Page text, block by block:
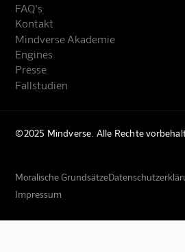
FAQ's
Kontakt
Mindverse Akademie
Engines
Presse
Fallstudien
©2025 Mindverse. Alle Rechte
Moralische Grundsätze
Impressum